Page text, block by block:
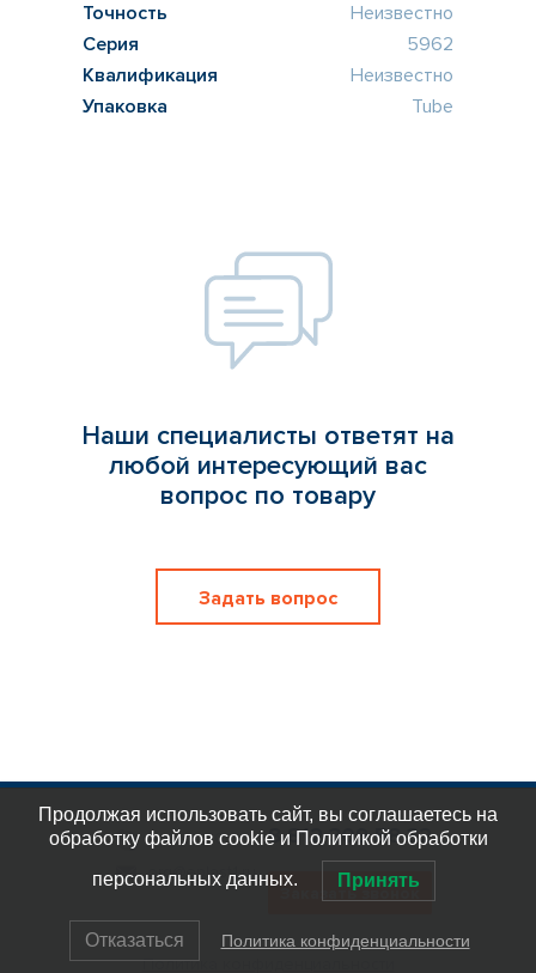
Точность
Неизвестно
Серия
5962
Квалификация
Неизвестно
Упаковка
Tube
Наши специалисты ответят на
любой интересующий вас
вопрос по товару
Задать вопрос
Политика конфиденциальности
eplast_30
org@eplast1.ru
8 812 309 58 32
Заказать звонок
Продолжая использовать сайт, вы соглашаетесь на
обработку файлов cookie и Политикой обработки
персональных данных. Принять
Отказаться Политика конфиденциальности